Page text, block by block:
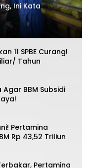
Ini Kata
11 SPBE Curang!
Tahun
BBM Subsidi
Pertamina
Rp 43,52 Triliun
Pertamina